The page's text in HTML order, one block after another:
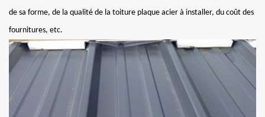
de sa forme, de la qualité de la toiture plaque acier à installer, du coût des
fournitures, etc.